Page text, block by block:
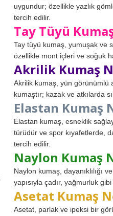
uygundur; özellikle yazlık
tercih edilir.
Tay Tüyü
Tay tüyü kumaş, yumuşak ve
özellikle mont içleri ve soğuk
Akrilik Kumaş
Akrilik kumaş, yün görünümlü
kumaştır; kazak ve atkılarda
Elastan Kumaş
Elastan kumaş, esneklik
türüdür ve spor kıyafetlerde,
tercih edilir.
Naylon Kumaş
Naylon kumaş, dayanıklılığı
yapısıyla çadır, yağmurluk
Asetat Kumaş
Asetat, parlak ve ipeksi bir